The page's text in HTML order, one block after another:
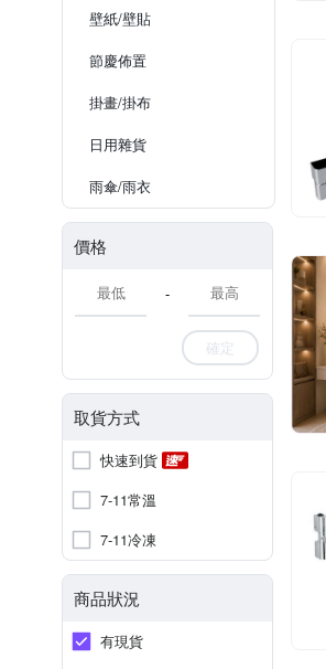
壁紙/壁貼
節慶佈置
掛畫/掛布
日用雜貨
雨傘/雨衣
價格
-
確定
取貨方式
快速到貨
7-11常溫
7-11冷凍
商品狀況
有現貨